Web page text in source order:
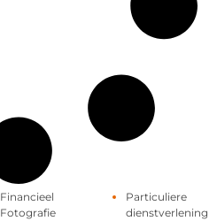
Financieel
Fotografie
Particuliere
dienstverlening